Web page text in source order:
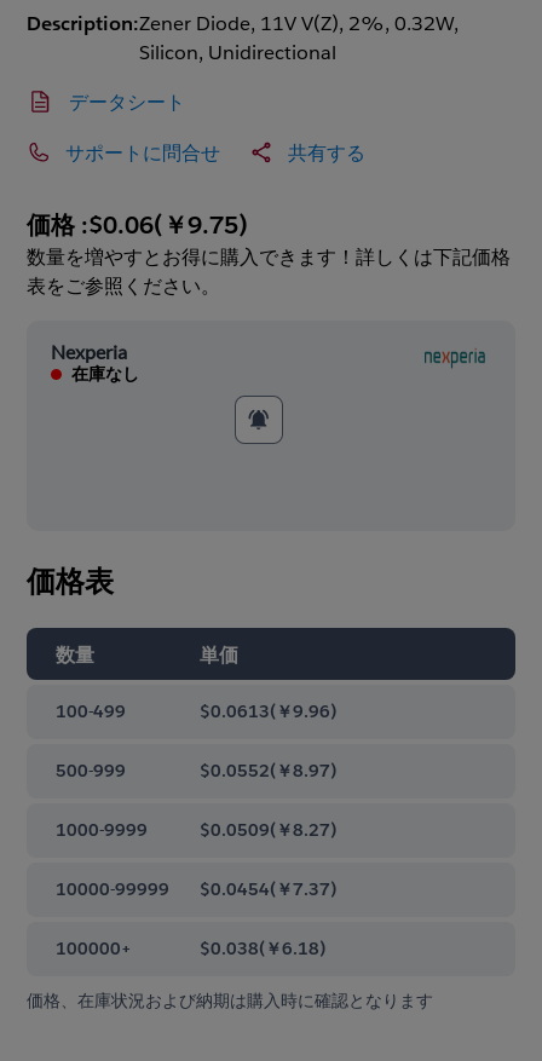
Description:Zener Diode, 11V V(Z), 2%, 0.32W,
Silicon, Unidirectional
データシート
サポートに問合せ 共有する
価格 :$0.06(￥9.75)
数量を増やすとお得に購入できます！詳しくは下記価格
表をご参照ください。
Nexperia
在庫なし
価格表
数量 単価
100-499 $0.0613(￥9.96)
500-999 $0.0552(￥8.97)
1000-9999 $0.0509(￥8.27)
10000-99999 $0.0454(￥7.37)
100000+ $0.038(￥6.18)
価格、在庫状況および納期は購入時に確認となります